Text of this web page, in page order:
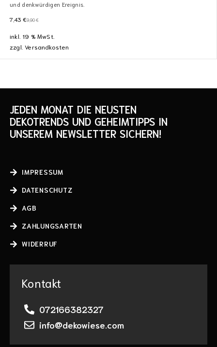
und denkwürdigen Ereignis.
9,90€
7,43 €
inkl. 19 % MwSt.
zzgl.Versandkosten
JEDEN MONAT DIE NEUSTEN
DEKOTRENDS UND GEHEIMTIPPS IN
UNSEREM NEWSLETTER SICHERN!
IMPRESSUM
DATENSCHUTZ
AGB
ZAHLUNGSARTEN
WIDERRUF
Kontakt
072166382327
info@dekowiese.com